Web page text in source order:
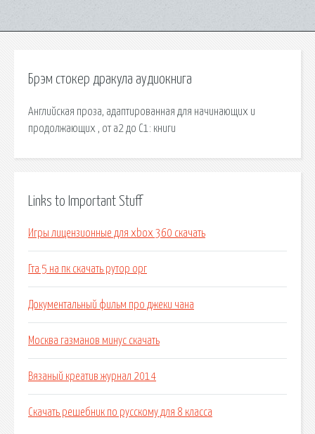
Брэм стокер дракула аудиокнига
Английская проза, адаптированная для начинающих и
продолжающих , от a2 до С1: книги
Links to Important Stuff
Игры лицензионные для xbox 360 скачать
Гта 5 на пк скачать рутор орг
Документальный фильм про джеки чана
Москва газманов минус скачать
Вязаный креатив журнал 2014
Скачать решебник по русскому для 8 класса